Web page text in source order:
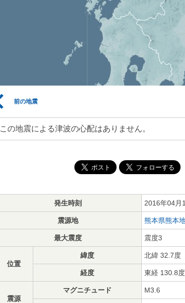
前の地震
この地震による津波の心配はありません。
発生時刻 2016年04月
震源地 熊本県熊本
最大震度 震度3
位置
緯度 北緯 32.7度
経度 東経 130.8度
震源
マグニチュード M3.6